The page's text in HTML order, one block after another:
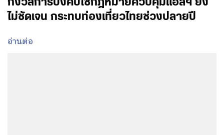
กังวลการบังคับใช้กฎหมายควบคุมแอลฯ ยัง
ไม่ชัดเจน กระทบท่องเที่ยวไทยช่วงปลายปี
อ่านต่อ